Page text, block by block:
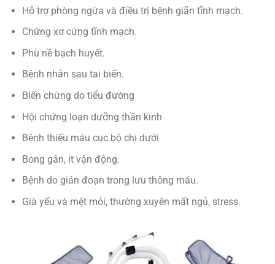
Hỗ trợ phòng ngừa và điều trị bệnh giãn tĩnh mạch.
Chứng xơ cứng tĩnh mạch.
Phù nề bạch huyết.
Bệnh nhân sau tai biến.
Biến chứng do tiểu đường
Hội chứng loạn dưỡng thần kinh
Bệnh thiếu máu cục bộ chi dưới
Bong gân, ít vận động.
Bệnh do gián đoạn trong lưu thông máu.
Già yếu và mệt mỏi, thường xuyên mất ngủ, stress.